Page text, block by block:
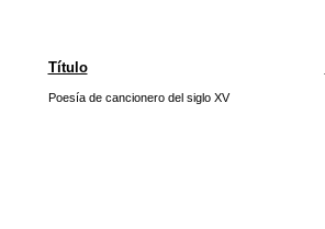
Título
Poesía de cancionero del siglo XV